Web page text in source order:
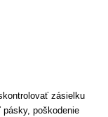
zásielku
poškodenie